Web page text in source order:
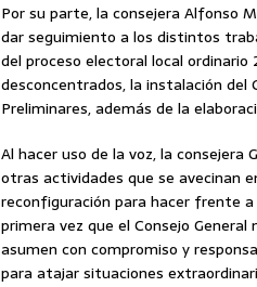
Por su parte, la consejera Alfonso
dar seguimiento a los distintos
del proceso electoral local
desconcentrados, la instalación del
Preliminares, además de la
Al hacer uso de la voz, la consejera
otras actividades que se avecinan
reconfiguración para hacer frente
primera vez que el Consejo
asumen con compromiso y
para atajar situaciones